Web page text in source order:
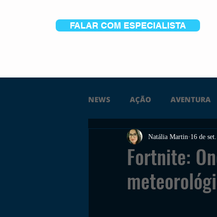
FALAR COM ESPECIALISTA
NEWS AÇÃO AVENTURA
FICÇÃO TERROR PC
TRAILER PLATAFORMA
Fortnite:
Natália Martin 16 de